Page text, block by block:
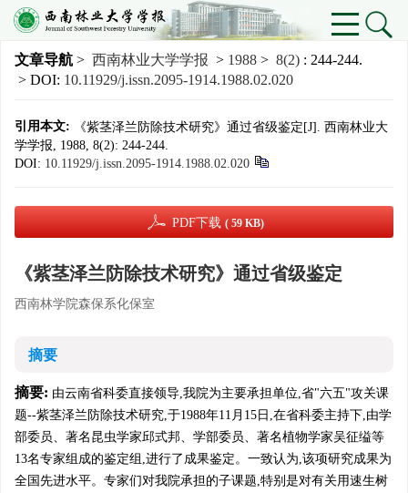
文章导航 > 西南林业大学学报 > 1988 > 8(2) : 244-244.
> DOI: 10.11929/j.issn.2095-1914.1988.02.020
引用本文:
《紫茎泽兰防除技术研究》通过省级鉴定[J]. 西南林业大
学学报, 1988, 8(2): 244-244.
DOI: 10.11929/j.issn.2095-1914.1988.02.020
PDF下载 ( 59 KB)
《紫茎泽兰防除技术研究》通过省级鉴定
西南林学院森保系化保室
摘要
摘要: 由云南省科委直接领导,我院为主要承担单位,省"六五"攻关课
题--紫茎泽兰防除技术研究,于1988年11月15日,在省科委主持下,由学
部委员、著名昆虫学家邱式邦、学部委员、著名植物学家吴征缢等
13名专家组成的鉴定组,进行了成果鉴定。一致认为,该项研究成果为
全国先进水平。专家们对我院承担的子课题,特别是对有关用速生树